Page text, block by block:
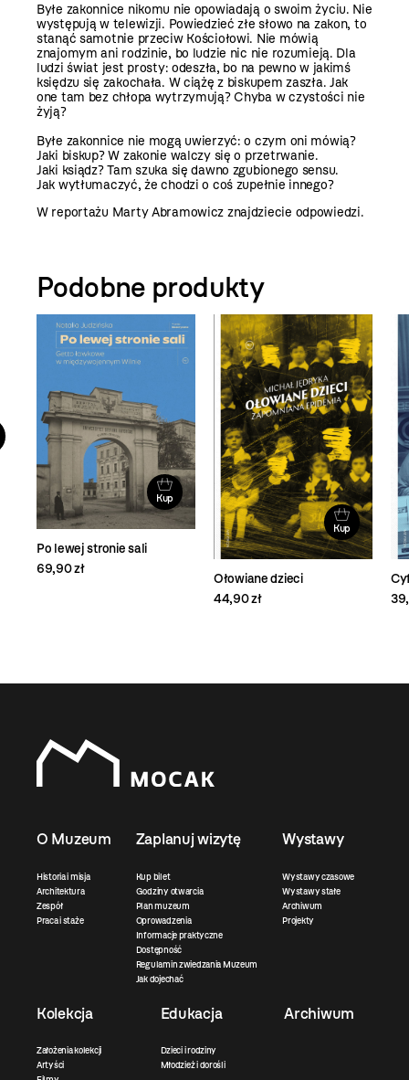
Byłe zakonnice nikomu nie opowiadają o swoim życiu. Nie
występują w telewizji. Powiedzieć złe słowo na zakon, to
stanąć samotnie przeciw Kościołowi. Nie mówią
znajomym ani rodzinie, bo ludzie nic nie rozumieją. Dla
ludzi świat jest prosty: odeszła, bo na pewno w jakimś
księdzu się zakochała. W ciążę z biskupem zaszła. Jak
one tam bez chłopa wytrzymują? Chyba w czystości nie
żyją?
Byłe zakonnice nie mogą uwierzyć: o czym oni mówią?
Jaki biskup? W zakonie walczy się o przetrwanie.
Jaki ksiądz? Tam szuka się dawno zgubionego sensu.
Jak wytłumaczyć, że chodzi o coś zupełnie innego?
W reportażu Marty Abramowicz znajdziecie odpowiedzi.
Podobne produkty
Kup
Po lewej stronie sali
69,90 zł
Kup
Ołowiane dzieci
44,90 zł
O Muzeum
Historia i misja
Architektura
Zespół
Praca i staże
Zaplanuj wizytę
Kup bilet
Godziny otwarcia
Plan muzeum
Oprowadzenia
Informacje praktyczne
Dostępność
Regulamin zwiedzania Muzeum
Jak dojechać
Wystawy
Wystawy czasowe
Wystawy stałe
Archiwum
Projekty
Kolekcja
Założenia kolekcji
Artyści
Edukacja
Dzieci i rodziny
Młodzież i dorośli
Archiwum